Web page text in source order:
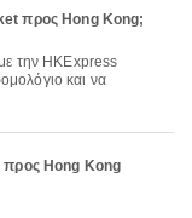
προς Hong Kong;
και να
προς Hong Kong